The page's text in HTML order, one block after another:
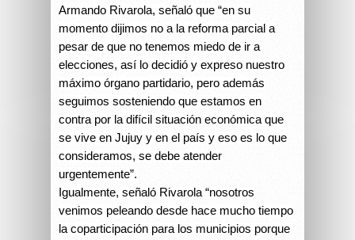
Armando Rivarola, señaló que “en su
momento dijimos no a la reforma parcial a
pesar de que no tenemos miedo de ir a
elecciones, así lo decidió y expreso nuestro
máximo órgano partidario, pero además
seguimos sosteniendo que estamos en
contra por la difícil situación económica que
se vive en Jujuy y en el país y eso es lo que
consideramos, se debe atender
urgentemente”.
Igualmente, señaló Rivarola “nosotros
venimos peleando desde hace mucho tiempo
la coparticipación para los municipios porque